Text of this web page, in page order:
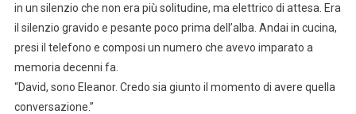
in un silenzio che non era più solitudine, ma elettrico di attesa. Era
il silenzio gravido e pesante poco prima dell’alba. Andai in cucina,
presi il telefono e composi un numero che avevo imparato a
memoria decenni fa.
“David, sono Eleanor. Credo sia giunto il momento di avere quella
conversazione.”